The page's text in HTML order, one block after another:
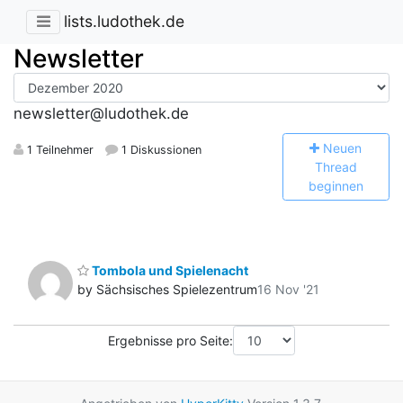
lists.ludothek.de
Newsletter
newsletter@ludothek.de
1 Teilnehmer 1 Diskussionen Neuen
Thread
beginnen
Tombola und Spielenacht
by Sächsisches Spielezentrum16 Nov '21
Ergebnisse pro Seite: